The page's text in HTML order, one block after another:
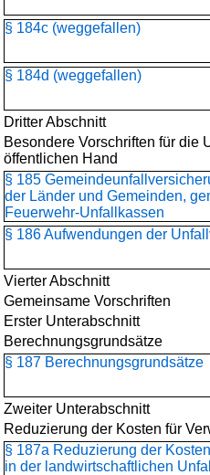
§ 184c (weggefallen)
§ 184d (weggefallen)
Dritter Abschnitt
Besondere Vorschriften für die
öffentlichen Hand
§ 185
der Länder und Gemeinden,
Feuerwehr-Unfallkassen
§ 186 Aufwendungen der
Vierter Abschnitt
Gemeinsame Vorschriften
Erster Unterabschnitt
Berechnungsgrundsätze
§ 187 Berechnungsgrundsätze
Zweiter Unterabschnitt
Reduzierung der Kosten für
§ 187a Reduzierung der
in der landwirtschaftlichen